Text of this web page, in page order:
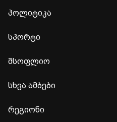
პოლიტიკა
სპორტი
მსოფლიო
სხვა ამბები
რეგიონი